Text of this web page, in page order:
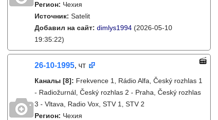
Регион: Чехия
Источник: Satelit
Добавил на сайт: dimlys1994 (2026-05-10
19:35:22)
26-10-1995, чт
Каналы [8]: Frekvence 1, Rádio Alfa, Český rozhlas 1
- Radiožurnál, Český rozhlas 2 - Praha, Český rozhlas
3 - Vltava, Radio Vox, STV 1, STV 2
Регион: Чехия